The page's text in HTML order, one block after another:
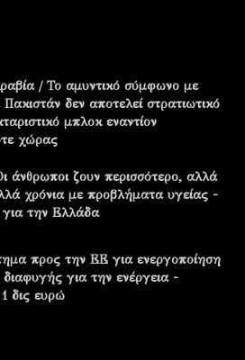
/ Το αμυντικό σύμφωνο με
Πακιστάν δεν αποτελεί στρατιωτικό
μπλοκ εναντίον
χώρας
ζουν περισσότερο, αλλά
χρόνια με προβλήματα υγείας -
για την Ελλάδα
προς την ΕΕ για ενεργοποίηση
για την ενέργεια -
δις ευρώ